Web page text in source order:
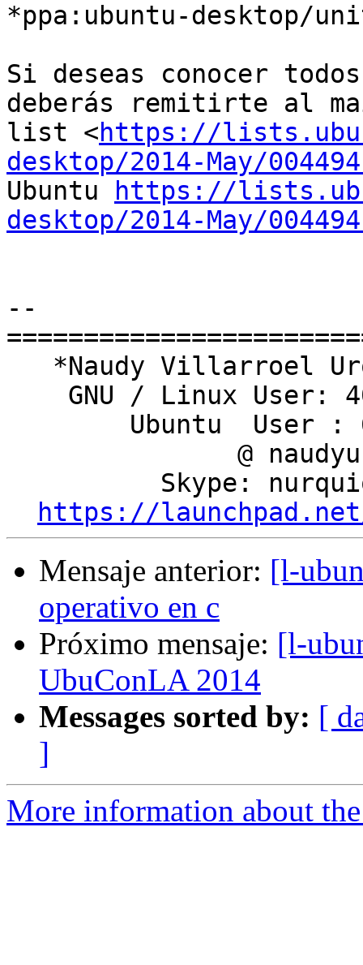
*ppa:ubuntu-desktop/
Si deseas conocer
deberás remitirte al
list <https://
desktop/2014-May/
Ubuntu
https://
desktop/2014-May/
--
https://
Mensaje anterior: [l-
operativo en c
Próximo mensaje: [l-
UbuConLA 2014
Messages sorted by: [
]
More information about